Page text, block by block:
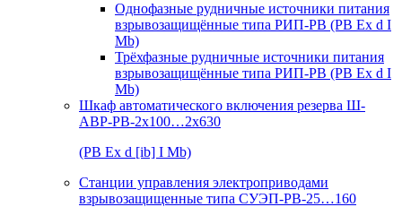
Однофазные рудничные источники питания
взрывозащищённые типа РИП-РВ (РВ Ex d I
Mb)
Трёхфазные рудничные источники питания
взрывозащищённые типа РИП-РВ (РВ Ex d I
Mb)
Шкаф автоматического включения резерва Ш-
АВР-РВ-2х100…2х630
(РВ Ex d [ib] I Mb)
Станции управления электроприводами
взрывозащищенные типа СУЭП-РВ-25…160